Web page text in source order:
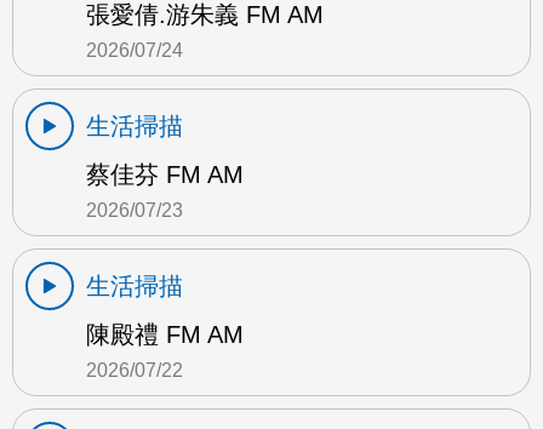
張愛倩.游朱義 FM AM
2026/07/24
生活掃描
蔡佳芬 FM AM
2026/07/23
生活掃描
陳殿禮 FM AM
2026/07/22